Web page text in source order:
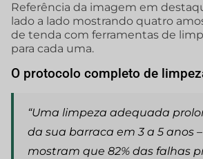
Referência da imagem em
lado a lado mostrando quatro
de tenda com ferramentas de
para cada uma.
O protocolo completo de
“Uma limpeza adequada
da sua barraca em 3 a 5 anos
mostram que 82% das falhas